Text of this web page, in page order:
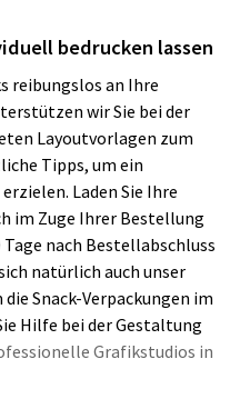
bedrucken lassen
reibungslos an Ihre
wir Sie bei der
Layoutvorlagen zum
Tipps, um ein
Laden Sie Ihre
im Zuge Ihrer Bestellung
Tage nach Bestellabschluss
natürlich auch unser
Snack-Verpackungen im
Hilfe bei der Gestaltung
Grafikstudios in